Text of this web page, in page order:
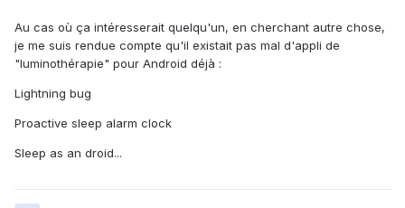
Au cas où ça intéresserait quelqu'un, en cherchant autre chose,
je me suis rendue compte qu'il existait pas mal d'appli de
"luminothérapie" pour Android déjà :
Lightning bug
Proactive sleep alarm clock
Sleep as an droid...